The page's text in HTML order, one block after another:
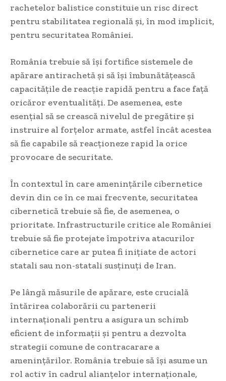
rachetelor balistice constituie un risc direct
pentru stabilitatea regională și, în mod implicit,
pentru securitatea României.
România trebuie să își fortifice sistemele de
apărare antirachetă și să își îmbunătățească
capacitățile de reacție rapidă pentru a face față
oricăror eventualități. De asemenea, este
esențial să se crească nivelul de pregătire și
instruire al forțelor armate, astfel încât acestea
să fie capabile să reacționeze rapid la orice
provocare de securitate.
În contextul în care amenințările cibernetice
devin din ce în ce mai frecvente, securitatea
cibernetică trebuie să fie, de asemenea, o
prioritate. Infrastructurile critice ale României
trebuie să fie protejate împotriva atacurilor
cibernetice care ar putea fi inițiate de actori
statali sau non-statali susținuți de Iran.
Pe lângă măsurile de apărare, este crucială
întărirea colaborării cu partenerii
internaționali pentru a asigura un schimb
eficient de informații și pentru a dezvolta
strategii comune de contracarare a
amenințărilor. România trebuie să își asume un
rol activ în cadrul alianțelor internaționale,